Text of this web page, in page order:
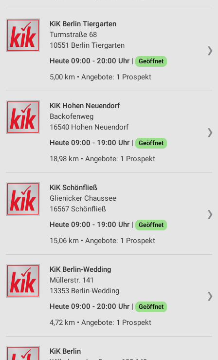
❯
KiK Berlin Tiergarten
Turmstraße 68
10551 Berlin Tiergarten
Heute 09:00 - 20:00 Uhr |
Geöffnet
5,00 km • Angebote: 1 Prospekt
❯
KiK Hohen Neuendorf
Backofenweg
16540 Hohen Neuendorf
Heute 09:00 - 19:00 Uhr |
Geöffnet
18,98 km • Angebote: 1 Prospekt
❯
KiK Schönfließ
Glienicker Chaussee
16567 Schönfließ
Heute 09:00 - 19:00 Uhr |
Geöffnet
15,06 km • Angebote: 1 Prospekt
❯
KiK Berlin-Wedding
Müllerstr. 141
13353 Berlin-Wedding
Heute 09:00 - 20:00 Uhr |
Geöffnet
4,72 km • Angebote: 1 Prospekt
KiK Berlin
Werbeanzeigen
Erstellung von Profilen für personalisierte
Werbung
personalisierter Werbung
von Inhalten
Verwendung von Profilen zur Auswahl
personalisierter Inhalte
Analyse von Zielgruppen durch Statistiken oder
Kombinationen von Daten aus verschiedenen
Quellen
Entwicklung und Verbesserung der Angebote
IAB-Besonderheiten:
Verwendung genauer Standortdaten
Geräte anhand von aktiv angeforderten
Informationen identifizieren
Notwendig